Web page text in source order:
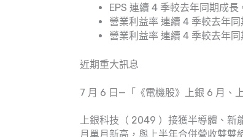
EPS 連續 4 季較去年同期成長
營業利益率 連續 4 季較去年同
營業利益率 連續 4 季較去年同
近期重大訊息
7 月 6 日—「《電機股》上銀 6 月、
上銀科技（ 2049 ）接獲半導體、
月單月新高，與上半年合併營收雙雙